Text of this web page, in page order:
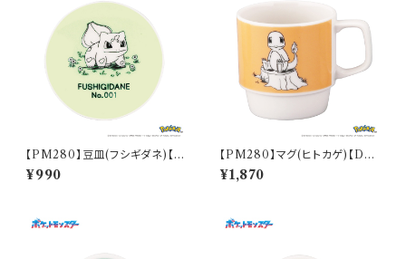
【PM280】豆皿(フシギダネ)【D
aily Sketch】PM281-333
¥990
【PM280】マグ(ヒトカゲ)【Dail
y Sketch】PM282-11
¥1,870